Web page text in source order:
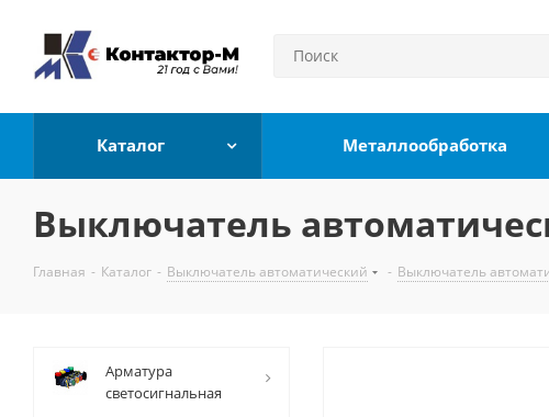
Каталог Металлообработка
Выключатель
Главная - Каталог - Выключатель автоматический - Выключатель
Арматура
светосигнальная